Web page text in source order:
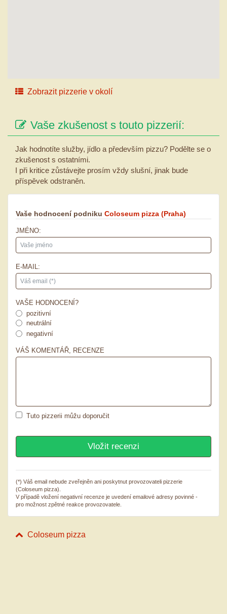
Zobrazit pizzerie v okolí
Vaše zkušenost s touto pizzerií:
Jak hodnotíte služby, jídlo a především pizzu? Podělte se o
zkušenost s ostatními.
I při kritice zůstávejte prosím vždy slušní, jinak bude
příspěvek odstraněn.
Vaše hodnocení podniku Coloseum pizza (Praha)
JMÉNO:
E-MAIL:
VAŠE HODNOCENÍ?
pozitivní
neutrální
negativní
VÁŠ KOMENTÁŘ, RECENZE
Tuto pizzerii můžu doporučit
(*) Váš email nebude zveřejněn ani poskytnut provozovateli pizzerie
(Coloseum pizza).
V případě vložení negativní recenze je uvedení emailové adresy povinné -
pro možnost zpětné reakce provozovatele.
Coloseum pizza